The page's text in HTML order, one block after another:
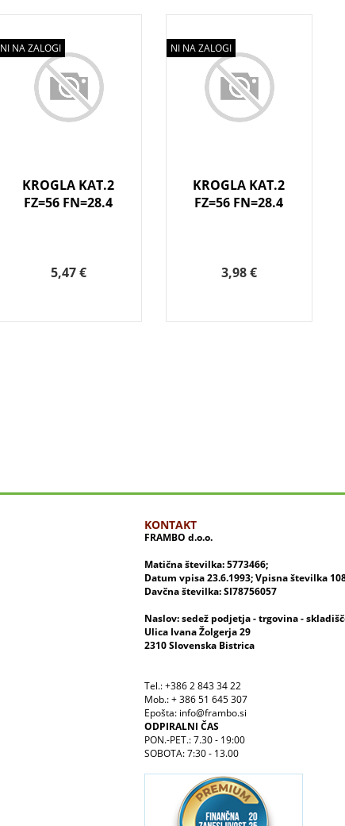
NI NA ZALOGI
KROGLA KAT.2
FZ=56 FN=28.4
5,47 €
NI NA ZALOGI
KROGLA KAT.2
FZ=56 FN=28.4
3,98 €
KONTAKT
FRAMBO d.o.o.
Matična številka: 5773466;
Datum vpisa 23.6.1993; Vpisna številka
Davčna številka: SI78756057
Naslov: sedež podjetja - trgovina -
Ulica Ivana Žolgerja 29
2310 Slovenska Bistrica
Tel.: +386 2 843 34 22
Mob.: + 386 51 645 307
Epošta: info@frambo.si
ODPIRALNI ČAS
PON.-PET.: 7.30 - 19:00
SOBOTA: 7:30 - 13.00